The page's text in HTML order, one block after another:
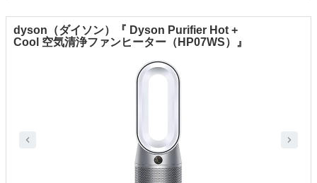
dyson（ダイソン）『 Dyson Purifier Hot +
Cool 空気清浄ファンヒーター（HP07WS）』